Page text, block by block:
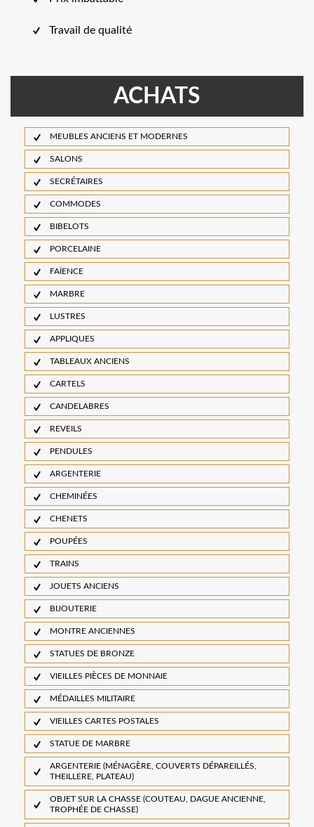
Travail de qualité
ACHATS
MEUBLES ANCIENS ET MODERNES
SALONS
SECRÉTAIRES
COMMODES
BIBELOTS
PORCELAINE
FAÏENCE
MARBRE
LUSTRES
APPLIQUES
TABLEAUX ANCIENS
CARTELS
CANDELABRES
REVEILS
PENDULES
ARGENTERIE
CHEMINÉES
CHENETS
POUPÉES
TRAINS
JOUETS ANCIENS
BIJOUTERIE
MONTRE ANCIENNES
STATUES DE BRONZE
VIEILLES PIÈCES DE MONNAIE
MÉDAILLES MILITAIRE
VIEILLES CARTES POSTALES
STATUE DE MARBRE
ARGENTERIE (MÉNAGÈRE, COUVERTS DÉPAREILLÉS,
THEILLERE, PLATEAU)
OBJET SUR LA CHASSE (COUTEAU, DAGUE ANCIENNE,
TROPHÉE DE CHASSE)